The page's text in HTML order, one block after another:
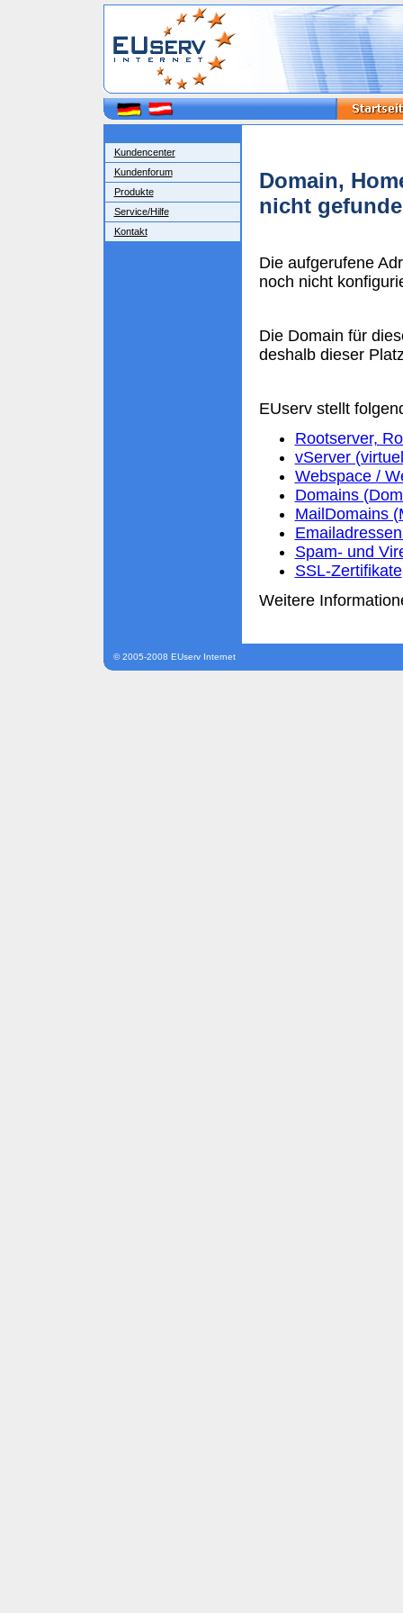
Kundencenter
Kundenforum
Produkte
Service/Hilfe
Kontakt
Domain,
nicht
Die aufgerufene
noch nicht
Die Domain für
deshalb dieser
EUserv stellt
Rootserver,
vServer
Webspace /
Domains
MailDomains
Spam- und
SSL-Zertifikate
Weitere
© 2005-2008 EUserv Internet